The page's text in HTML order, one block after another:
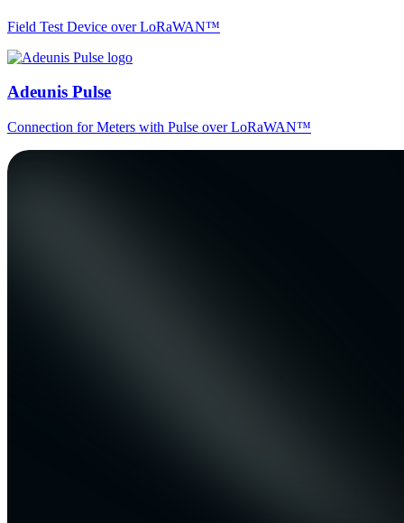
Field Test Device over LoRaWAN™
Adeunis Pulse
Connection for Meters with Pulse over LoRaWAN™